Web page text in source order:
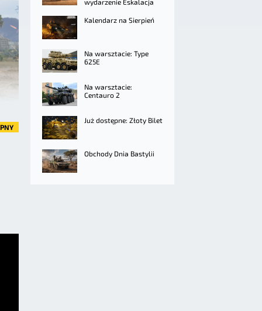
wydarzenie Eskalacja
Kalendarz na Sierpień
Na warsztacie: Type
625E
Na warsztacie:
Centauro 2
Już dostępne: Złoty Bilet
Obchody Dnia Bastylii